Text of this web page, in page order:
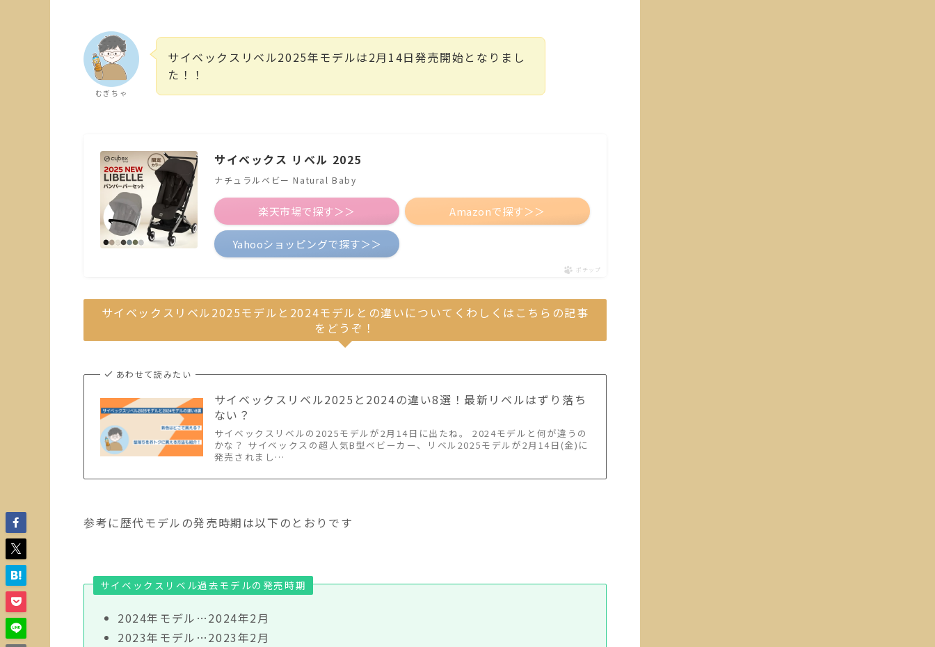
むぎちゃ
サイベックスリベル2025年モデルは2月14日発売開始となりまし
た！！
サイベックス リベル 2025
ナチュラルベビー Natural Baby
Amazonで探す＞＞
楽天市場で探す＞＞
Yahooショッピングで探す＞＞
ポチップ
サイベックスリベル2025モデルと2024モデルとの違いについてくわしくはこちらの記事
をどうぞ！
あわせて読みたい
サイベックスリベル2025と2024の違い8選！最新リベルはずり落ち
ない？
サイベックスリベルの2025モデルが2月14日に出たね。 2024モデルと何が違うの
かな？ サイベックスの超人気B型ベビーカー、リベル2025モデルが2月14日(金)に
発売されまし…
参考に歴代モデルの発売時期は以下のとおりです
サイベックスリベル過去モデルの発売時期
2024年モデル…2024年2月
2023年モデル…2023年2月